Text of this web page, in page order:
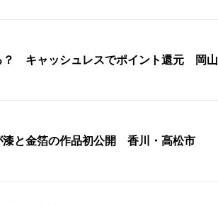
？ キャッシュレスでポイント還元 岡山
漆と金箔の作品初公開 香川・高松市